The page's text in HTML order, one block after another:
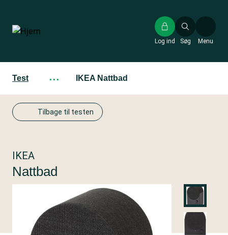
hovedindhold
Søg
Log ind Menu
Test ··· IKEA Nattbad
Tilbage til testen
IKEA
Nattbad